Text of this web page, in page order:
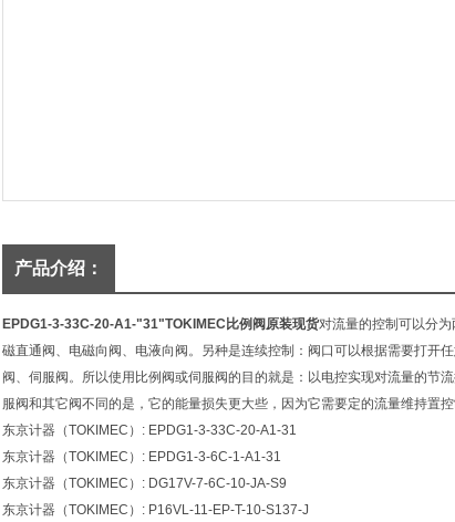
产品介绍：
EPDG1-3-33C-20-A1-"31"TOKIMEC比例阀原装现货对流量的控制可以分
磁直通阀、电磁向阀、电液向阀。另种是连续控制：阀口可以根据需要打开
阀、伺服阀。所以使用比例阀或伺服阀的目的就是：以电控实现对流量的节
服阀和其它阀不同的是，它的能量损失更大些，因为它需要定的流量维持置控
东京计器（TOKIMEC）: EPDG1-3-33C-20-A1-31
东京计器（TOKIMEC）: EPDG1-3-6C-1-A1-31
东京计器（TOKIMEC）: DG17V-7-6C-10-JA-S9
东京计器（TOKIMEC）: P16VL-11-EP-T-10-S137-J